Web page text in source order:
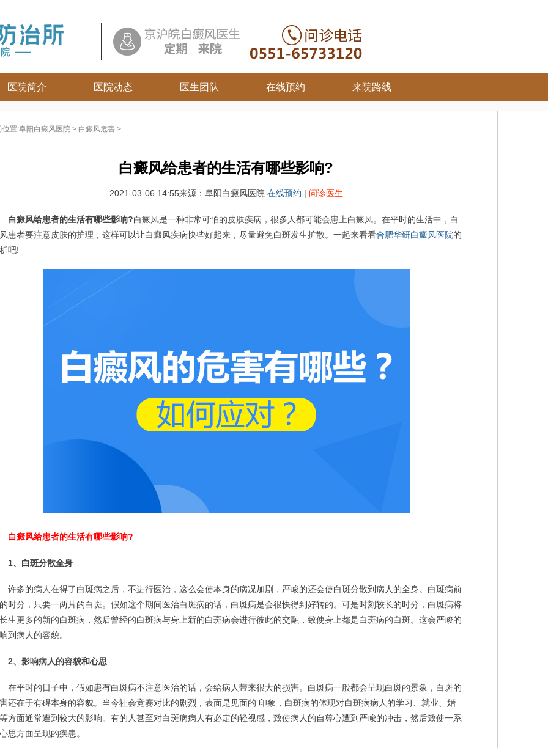
医院简介 医院动态 医生团队 在线预约 来院路线
位置:阜阳白癜风医院 > 白癜风危害 >
白癜风给患者的生活有哪些影响?
2021-03-06 14:55来源：阜阳白癜风医院 在线预约 | 问诊医生
白癜风给患者的生活有哪些影响?白癜风是一种非常可怕的皮肤疾病，很多人都可能会患上白癜风。在平时的生活中，白
患者要注意皮肤的护理，这样可以让白癜风疾病快些好起来，尽量避免白斑发生扩散。一起来看看合肥华研白癜风医院的
吧!
癜风给患者的生活有哪些影响?
白斑分散全身
多的病人在得了白斑病之后，不进行医治，这么会使本身的病况加剧，严峻的还会使白斑分散到病人的全身。白斑病前
时分，只要一两片的白斑。假如这个期间医治白斑病的话，白斑病是会很快得到好转的。可是时刻较长的时分，白斑病将
生更多的新的白斑病，然后曾经的白斑病与身上新的白斑病会进行彼此的交融，致使身上都是白斑病的白斑。这会严峻的
到病人的容貌。
影响病人的容貌和心思
平时的日子中，假如患有白斑病不注意医治的话，会给病人带来很大的损害。白斑病一般都会呈现白斑的景象，白斑的
还在于有碍本身的容貌。当今社会竞赛对比的剧烈，表面是见面的 印象，白斑病的体现对白斑病病人的学习、就业、婚
方面通常遭到较大的影响。有的人甚至对白斑病病人有必定的轻视感，致使病人的自尊心遭到严峻的冲击，然后致使一系
思方面呈现的疾患。